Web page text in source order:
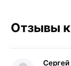
Отзывы
Сергей